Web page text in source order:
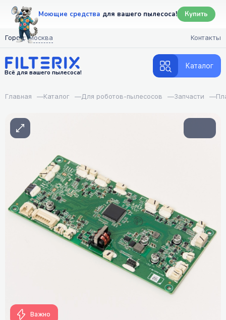
Моющие средства для вашего пылесоса! Купить
Город: Москва Контакты
Всё для вашего пылесоса!
Каталог
Главная —Каталог —Для роботов-пылесосов —Запчасти —
Важно